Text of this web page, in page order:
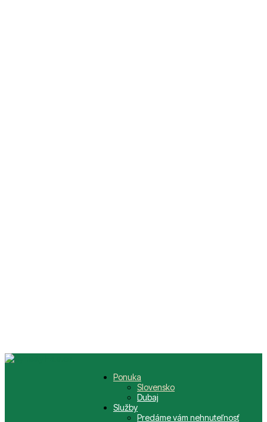
Ponuka
Slovensko
Dubaj
Služby
Predáme vám nehnuteľnosť